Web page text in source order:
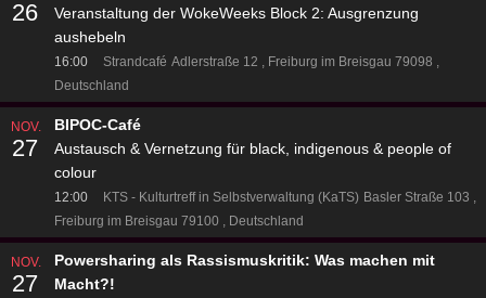
26
Veranstaltung der WokeWeeks Block 2: Ausgrenzung
aushebeln
16:00 Strandcafé Adlerstraße 12
Freiburg im Breisgau 79098
Deutschland
NOV.
27
BIPOC-Café
Austausch & Vernetzung für black, indigenous & people of
colour
12:00 KTS - Kulturtreff in Selbstverwaltung (KaTS) Basler Straße 103
Freiburg im Breisgau 79100
Deutschland
NOV.
27
Powersharing als Rassismuskritik: Was machen mit
Macht?!